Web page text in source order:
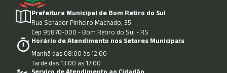
Prefeitura Municipal de Bom Retiro do Sul
Rua Senador Pinheiro Machado, 35
Cep 95870-000 - Bom Retiro do Sul - RS
Horário de Atendimento nos Setores Municipais
Manhã das 08:00 às 12:00
Tarde das 13:00 às 17:00